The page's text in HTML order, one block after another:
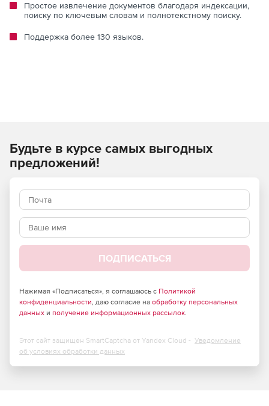
Простое извлечение документов благодаря индексации,
поиску по ключевым словам и полнотекстному поиску.
Поддержка более 130 языков.
Будьте в курсе самых выгодных
предложений!
ПОДПИСАТЬСЯ
Нажимая «Подписаться», я соглашаюсь с Политикой
конфиденциальности, даю согласие на обработку персональных
данных и получение информационных рассылок.
Этот сайт защищен SmartCaptcha от Yandex Cloud - Уведомление
об условиях обработки данных